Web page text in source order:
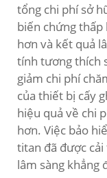
tổng chi phí sở
biến chứng thấp
hơn và kết quả
tính tương thích
giảm chi phí
của thiết bị cấy
hiệu quả về chi
hơn. Việc bảo
titan đã được
lâm sàng khẳng